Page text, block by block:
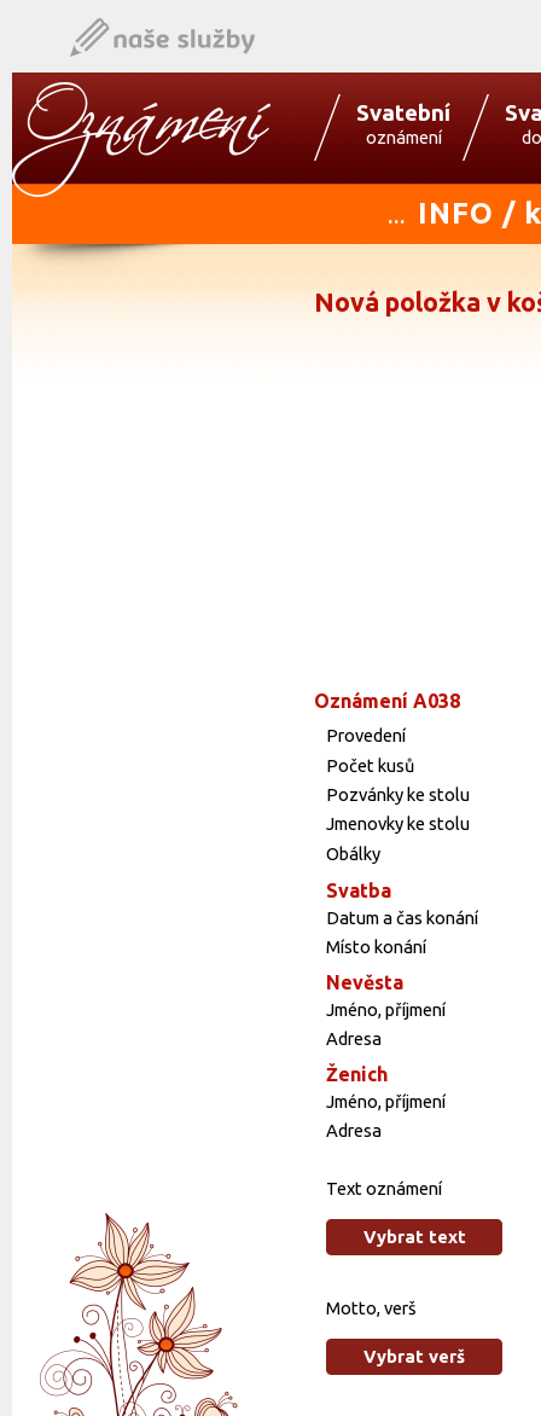
Svatební
oznámení
... INFO /
Nová položka v
Oznámení A038
Provedení
Počet kusů
Pozvánky ke stolu
Jmenovky ke stolu
Obálky
Svatba
Datum a čas konání
Místo konání
Nevěsta
Jméno, příjmení
Adresa
Ženich
Jméno, příjmení
Adresa
Text oznámení
Vybrat text
Motto, verš
Vybrat verš